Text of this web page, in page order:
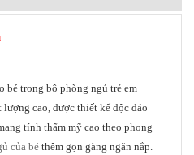
bé trong bộ phòng ngủ trẻ em
cao, được thiết kế độc đáo
tính thẩm mỹ cao theo phong
của bé thêm gọn gàng ngăn nắp.